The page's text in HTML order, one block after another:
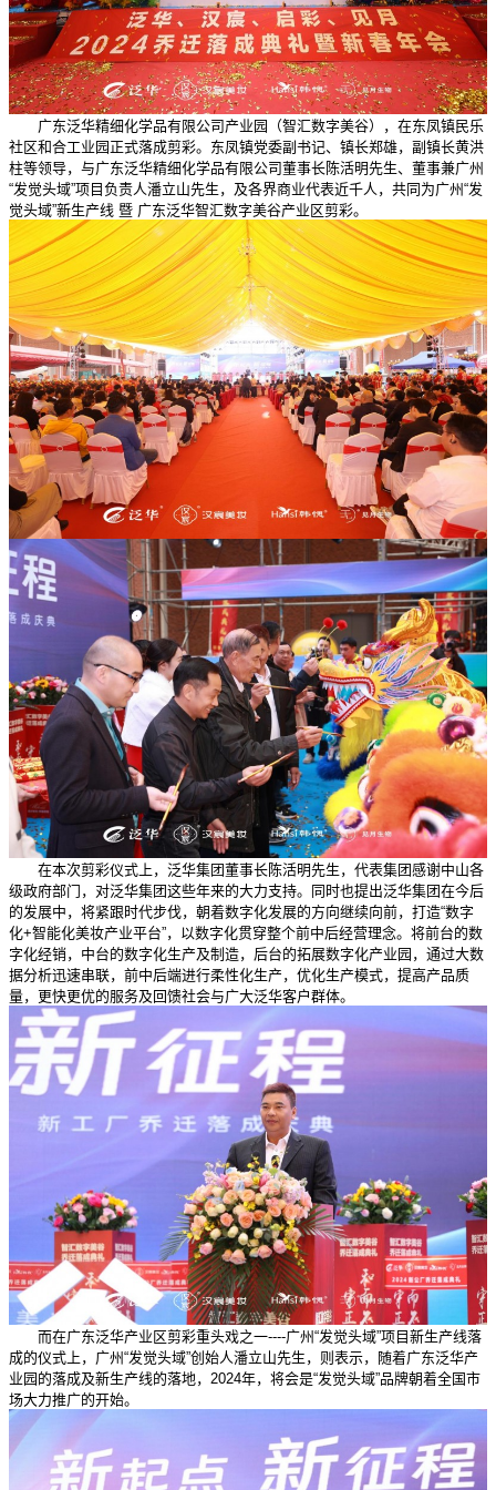
广东泛华精细化学品有限公司产业园（智汇数字美谷），在东凤镇民乐
社区和合工业园正式落成剪彩。东凤镇党委副书记、镇长郑雄，副镇长黄洪
柱等领导，与广东泛华精细化学品有限公司董事长陈活明先生、董事兼广州
“发觉头域”项目负责人潘立山先生，及各界商业代表近千人，共同为广州“发
觉头域”新生产线 暨 广东泛华智汇数字美谷产业区剪彩。
在本次剪彩仪式上，泛华集团董事长陈活明先生，代表集团感谢中山各
级政府部门，对泛华集团这些年来的大力支持。同时也提出泛华集团在今后
的发展中，将紧跟时代步伐，朝着数字化发展的方向继续向前，打造“数字
化+智能化美妆产业平台”，以数字化贯穿整个前中后经营理念。将前台的数
字化经销，中台的数字化生产及制造，后台的拓展数字化产业园，通过大数
据分析迅速串联，前中后端进行柔性化生产，优化生产模式，提高产品质
量，更快更优的服务及回馈社会与广大泛华客户群体。
而在广东泛华产业区剪彩重头戏之一----广州“发觉头域”项目新生产线落
成的仪式上，广州“发觉头域”创始人潘立山先生，则表示，随着广东泛华产
业园的落成及新生产线的落地，2024年，将会是“发觉头域”品牌朝着全国市
场大力推广的开始。